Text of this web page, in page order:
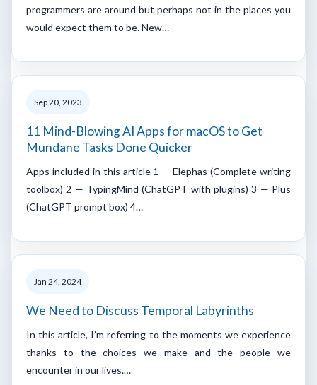
programmers are around but perhaps not in the places you
would expect them to be. New…
Sep 20, 2023
11 Mind-Blowing AI Apps for macOS to Get
Mundane Tasks Done Quicker
Apps included in this article 1 — Elephas (Complete writing
toolbox) 2 — TypingMind (ChatGPT with plugins) 3 — Plus
(ChatGPT prompt box) 4…
Jan 24, 2024
We Need to Discuss Temporal Labyrinths
In this article, I’m referring to the moments we experience
thanks to the choices we make and the people we
encounter in our lives.…